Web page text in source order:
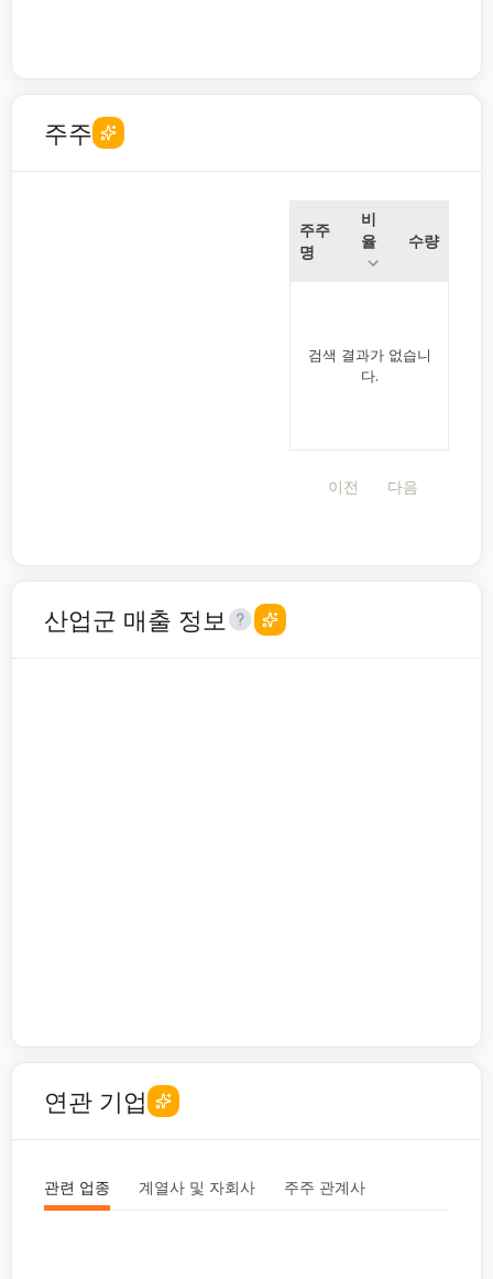
주주
주주
명
비
율
수량
검색 결과가 없습니
다.
이전 다음
산업군 매출 정보
연관 기업
관련 업종 계열사 및 자회사 주주 관계사